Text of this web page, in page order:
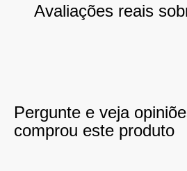
Avaliações reais
Pergunte e veja
comprou este produto